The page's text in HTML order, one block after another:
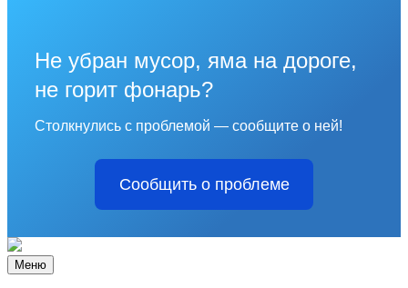
Не убран мусор, яма на дороге,
не горит фонарь?
Столкнулись с проблемой — сообщите о ней!
Сообщить о проблеме
Меню